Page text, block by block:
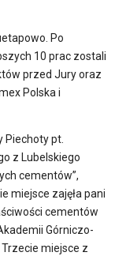
Po
10 prac zostali
przed Jury oraz
Polska i
Piechoty pt.
z Lubelskiego
cementów”,
miejsce zajęła pani
cementów
Górniczo-
miejsce z